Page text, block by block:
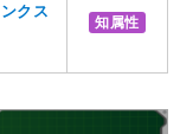
クス
知属性